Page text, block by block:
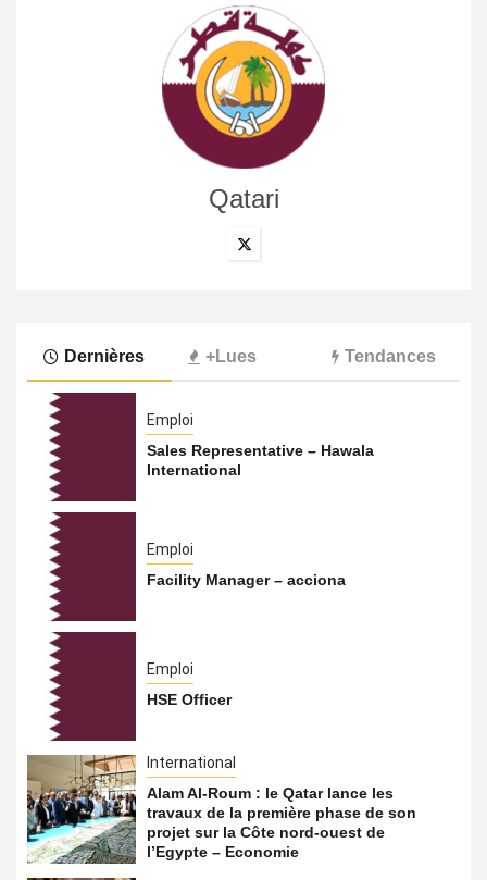
Qatari
Dernières +Lues Tendances
Emploi
Sales Representative – Hawala
International
Emploi
Facility Manager – acciona
Emploi
HSE Officer
International
Alam Al-Roum : le Qatar lance les
travaux de la première phase de son
projet sur la Côte nord-ouest de
l’Egypte – Economie